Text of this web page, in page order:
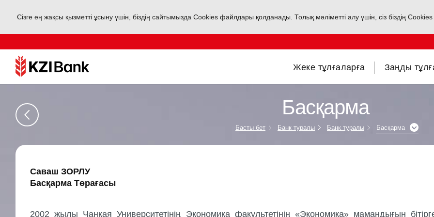
Сізге ең жақсы қызметті ұсыну үшін, біздің сайтымызда Cookies файлдары қолданады. Толық мәліметті алу үшін, сіз біздің
Жеке тұлғаларға Заңды
Басқарма
Басты бет Банк туралы Банк туралы Басқарма
Саваш ЗОРЛУ
Басқарма Төрағасы
2002жылы Чанкая Университетінің Экономика факультетінің«Экономика» мамандығын